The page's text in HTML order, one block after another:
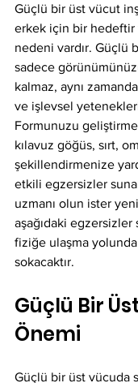
Güçlü bir üst vücut
erkek için bir
nedeni vardır. Güçlü
sadece
kalmaz, aynı
ve işlevsel
Formunuzu
kılavuz göğüs, sırt,
şekillendirmenize
etkili egzersizler
uzmanı olun ister
aşağıdaki
fiziğe ulaşma
sokacaktır.
Güçlü Bir
Önemi
Güçlü bir üst vücuda